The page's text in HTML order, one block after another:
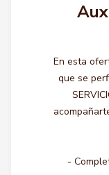
En esta
que se
-